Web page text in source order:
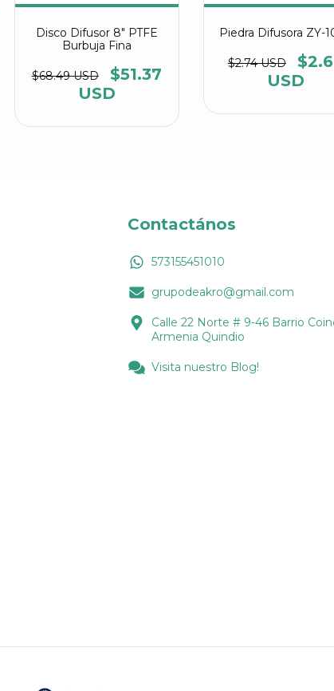
Disco Difusor 8" PTFE
Burbuja Fina
$68.49 USD
$51.37
USD
Piedra Difusora ZY-
$2.74 USD
USD
Contactános
573155451010
grupodeakro@gmail.com
Calle 22 Norte # 9-46 Barrio
Armenia Quindio
Visita nuestro Blog!